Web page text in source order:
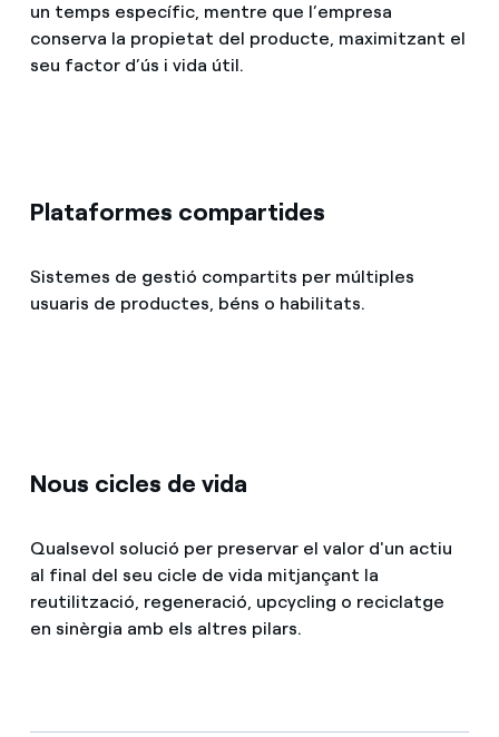
un temps específic, mentre que l’empresa
conserva la propietat del producte, maximitzant el
seu factor d’ús i vida útil.
Plataformes compartides
Sistemes de gestió compartits per múltiples
usuaris de productes, béns o habilitats.
Nous cicles de vida
Qualsevol solució per preservar el valor d'un actiu
al final del seu cicle de vida mitjançant la
reutilització, regeneració, upcycling o reciclatge
en sinèrgia amb els altres pilars.